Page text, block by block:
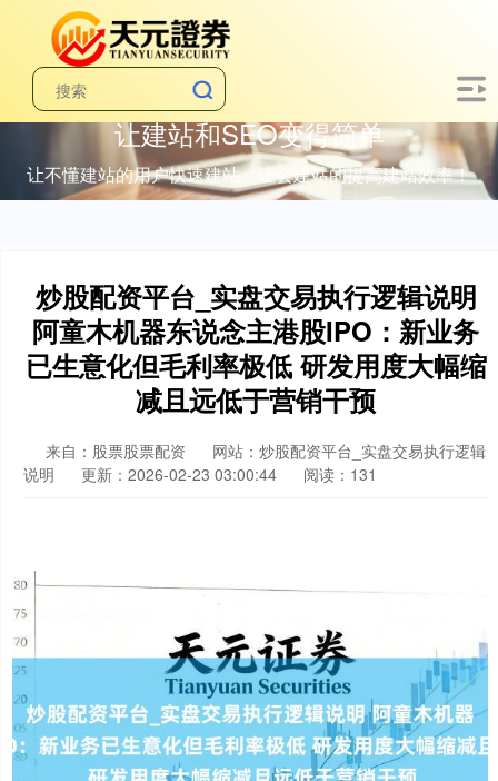
让建站和SEO变得简单
让不懂建站的用户快速建站，让会建站的提高建站效率！
炒股配资平台_实盘交易执行逻辑说明
阿童木机器东说念主港股IPO：新业务
已生意化但毛利率极低 研发用度大幅缩
减且远低于营销干预
来自：股票股票配资
网站：炒股配资平台_实盘交易执行逻辑
说明
更新：2026-02-23 03:00:44 阅读：131